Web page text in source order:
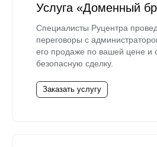
Услуга «Доменный
Специалисты Руцентра
переговоры с
его продаже по вашей цене и
безопасную сделку.
Заказать услугу